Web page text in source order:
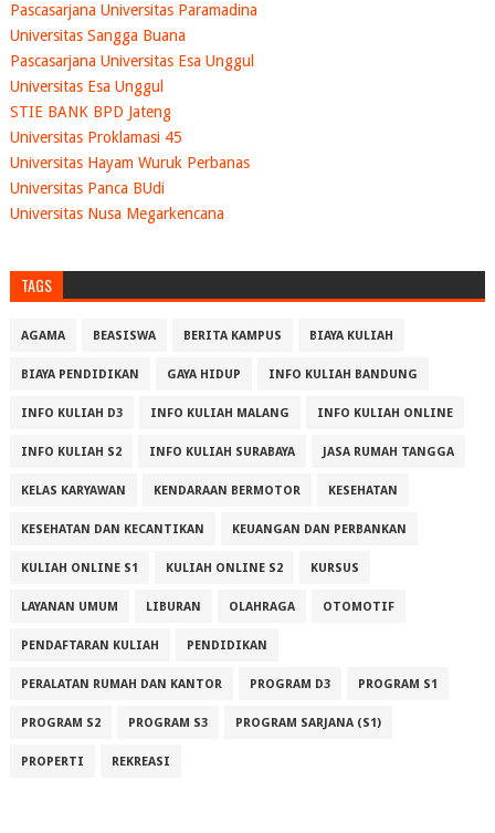
Pascasarjana Universitas Paramadina
Universitas Sangga Buana
Pascasarjana Universitas Esa Unggul
Universitas Esa Unggul
STIE BANK BPD Jateng
Universitas Proklamasi 45
Universitas Hayam Wuruk Perbanas
Universitas Panca BUdi
Universitas Nusa Megarkencana
TAGS
AGAMA BEASISWA BERITA KAMPUS BIAYA KULIAH
BIAYA PENDIDIKAN GAYA HIDUP INFO KULIAH BANDUNG
INFO KULIAH D3 INFO KULIAH MALANG INFO KULIAH ONLINE
INFO KULIAH S2 INFO KULIAH SURABAYA JASA RUMAH TANGGA
KELAS KARYAWAN KENDARAAN BERMOTOR KESEHATAN
KESEHATAN DAN KECANTIKAN KEUANGAN DAN PERBANKAN
KULIAH ONLINE S1 KULIAH ONLINE S2 KURSUS
LAYANAN UMUM LIBURAN OLAHRAGA OTOMOTIF
PENDAFTARAN KULIAH PENDIDIKAN
PERALATAN RUMAH DAN KANTOR PROGRAM D3 PROGRAM S1
PROGRAM S2 PROGRAM S3 PROGRAM SARJANA (S1)
PROPERTI REKREASI